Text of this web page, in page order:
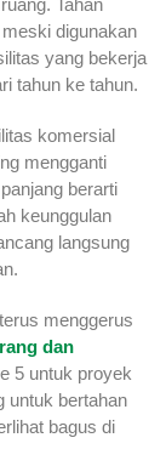
Tahan
digunakan
yang bekerja
tahun ke tahun.
komersial
mengganti
berarti
keunggulan
langsung
menggerus
dan
5 untuk proyek
untuk bertahan
bagus di